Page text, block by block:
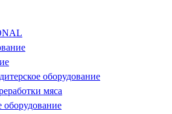
оборудование
мяса
оборудование